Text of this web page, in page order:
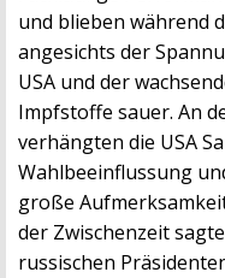
und blieben während
angesichts der
USA und der
Impfstoffe sauer. An
verhängten die USA
Wahlbeeinflussung
große
der Zwischenzeit
russischen